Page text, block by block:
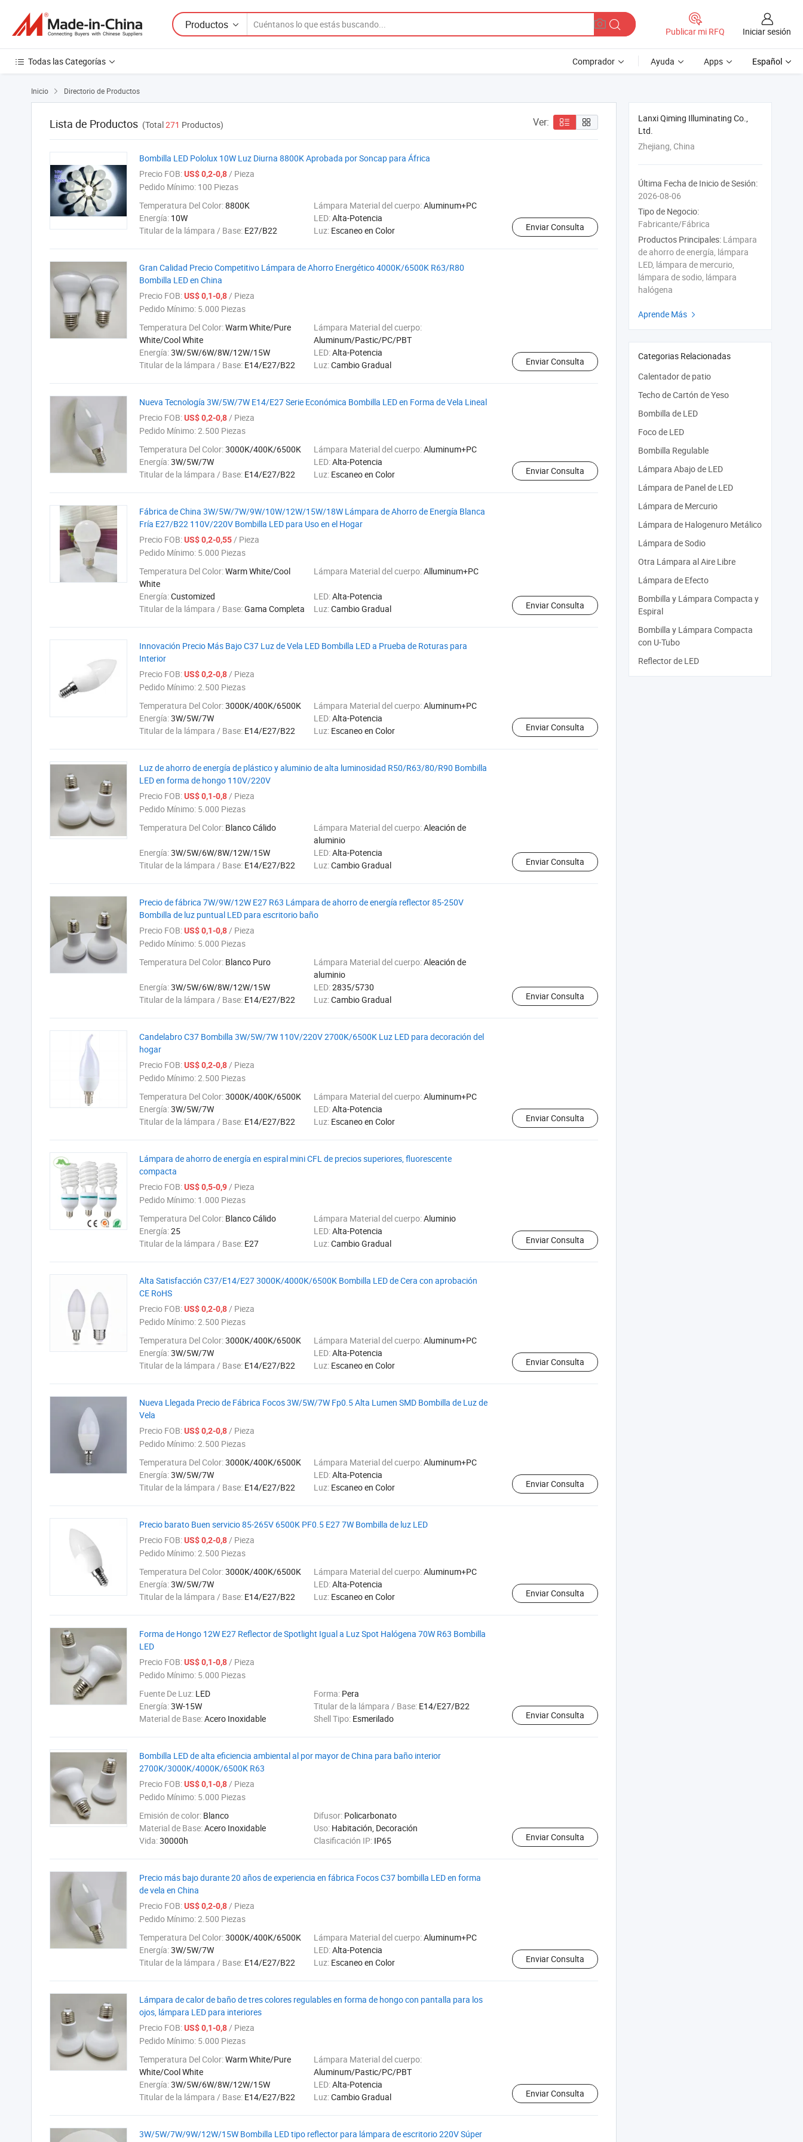
Productos
Publicar mi RFQ Iniciar sesión
Todas las Categorías Comprador Ayuda Apps Español
Inicio  Directorio de Productos
Lista de Productos (Total271 Productos) Ver:
Bombilla LED Pololux 10W Luz Diurna 8800K Aprobada por Soncap para África
Precio FOB:US$ 0,2-0,8/ Pieza
Pedido Mínimo: 100 Piezas
Temperatura Del Color:8800K Lámpara Material del cuerpo:Aluminum+PC
Energía: 10W LED:Alta-Potencia
Titular de la lámpara / Base: E27/B22 Luz: Escaneo en Color Enviar Consulta
Gran Calidad Precio Competitivo Lámpara de Ahorro Energético 4000K/6500K R63/R80
Bombilla LED en China
Precio FOB:US$ 0,1-0,8/ Pieza
Pedido Mínimo: 5.000 Piezas
Temperatura Del Color:Warm White/Pure
White/Cool White
Lámpara Material del cuerpo:
Aluminum/Pastic/PC/PBT
Energía:3W/5W/6W/8W/12W/15W LED:Alta-Potencia
Titular de la lámpara / Base: E14/E27/B22 Luz:Cambio Gradual Enviar Consulta
Nueva Tecnología 3W/5W/7W E14/E27 Serie Económica Bombilla LED en Forma de Vela Lineal
Precio FOB:US$ 0,2-0,8/ Pieza
Pedido Mínimo:2.500 Piezas
Temperatura Del Color:3000K/400K/6500K Lámpara Material del cuerpo:Aluminum+PC
Energía:3W/5W/7W LED:Alta-Potencia
Titular de la lámpara / Base: E14/E27/B22 Luz: Escaneo en Color Enviar Consulta
Fábrica de China 3W/5W/7W/9W/10W/12W/15W/18W Lámpara de Ahorro de Energía Blanca
Fría E27/B22 110V/220V Bombilla LED para Uso en el Hogar
Precio FOB:US$ 0,2-0,55/ Pieza
Pedido Mínimo: 5.000 Piezas
Temperatura Del Color:Warm White/Cool
White
Lámpara Material del cuerpo:Alluminum+PC
Energía:Customized LED:Alta-Potencia
Titular de la lámpara / Base:Gama Completa Luz:Cambio Gradual Enviar Consulta
Innovación Precio Más Bajo C37 Luz de Vela LED Bombilla LED a Prueba de Roturas para
Interior
Precio FOB:US$ 0,2-0,8/ Pieza
Pedido Mínimo:2.500 Piezas
Temperatura Del Color:3000K/400K/6500K Lámpara Material del cuerpo:Aluminum+PC
Energía:3W/5W/7W LED:Alta-Potencia
Titular de la lámpara / Base: E14/E27/B22 Luz: Escaneo en Color Enviar Consulta
Luz de ahorro de energía de plástico y aluminio de alta luminosidad R50/R63/80/R90 Bombilla
LED en forma de hongo 110V/220V
Precio FOB:US$ 0,1-0,8/ Pieza
Pedido Mínimo: 5.000 Piezas
Temperatura Del Color: Blanco Cálido Lámpara Material del cuerpo:Aleación de
aluminio
Energía:3W/5W/6W/8W/12W/15W LED:Alta-Potencia
Titular de la lámpara / Base: E14/E27/B22 Luz:Cambio Gradual Enviar Consulta
Precio de fábrica 7W/9W/12W E27 R63 Lámpara de ahorro de energía reflector 85-250V
Bombilla de luz puntual LED para escritorio baño
Precio FOB:US$ 0,1-0,8/ Pieza
Pedido Mínimo: 5.000 Piezas
Temperatura Del Color: Blanco Puro Lámpara Material del cuerpo:Aleación de
aluminio
Energía:3W/5W/6W/8W/12W/15W LED:2835/5730
Titular de la lámpara / Base: E14/E27/B22 Luz:Cambio Gradual Enviar Consulta
Candelabro C37 Bombilla 3W/5W/7W 110V/220V 2700K/6500K Luz LED para decoración del
hogar
Precio FOB:US$ 0,2-0,8/ Pieza
Pedido Mínimo:2.500 Piezas
Temperatura Del Color:3000K/400K/6500K Lámpara Material del cuerpo:Aluminum+PC
Energía:3W/5W/7W LED:Alta-Potencia
Titular de la lámpara / Base: E14/E27/B22 Luz: Escaneo en Color Enviar Consulta
Lámpara de ahorro de energía en espiral mini CFL de precios superiores, fluorescente
compacta
Precio FOB:US$ 0,5-0,9/ Pieza
Pedido Mínimo: 1.000 Piezas
Temperatura Del Color: Blanco Cálido Lámpara Material del cuerpo:Aluminio
Energía:25 LED:Alta-Potencia
Titular de la lámpara / Base: E27 Luz:Cambio Gradual Enviar Consulta
Alta Satisfacción C37/E14/E27 3000K/4000K/6500K Bombilla LED de Cera con aprobación
CE RoHS
Precio FOB:US$ 0,2-0,8/ Pieza
Pedido Mínimo:2.500 Piezas
Temperatura Del Color:3000K/400K/6500K Lámpara Material del cuerpo:Aluminum+PC
Energía:3W/5W/7W LED:Alta-Potencia
Titular de la lámpara / Base: E14/E27/B22 Luz: Escaneo en Color Enviar Consulta
Nueva Llegada Precio de Fábrica Focos 3W/5W/7W Fp0.5 Alta Lumen SMD Bombilla de Luz de
Vela
Precio FOB:US$ 0,2-0,8/ Pieza
Pedido Mínimo:2.500 Piezas
Temperatura Del Color:3000K/400K/6500K Lámpara Material del cuerpo:Aluminum+PC
Energía:3W/5W/7W LED:Alta-Potencia
Titular de la lámpara / Base: E14/E27/B22 Luz: Escaneo en Color Enviar Consulta
Precio barato Buen servicio 85-265V 6500K PF0.5 E27 7W Bombilla de luz LED
Precio FOB:US$ 0,2-0,8/ Pieza
Pedido Mínimo:2.500 Piezas
Temperatura Del Color:3000K/400K/6500K Lámpara Material del cuerpo:Aluminum+PC
Energía:3W/5W/7W LED:Alta-Potencia
Titular de la lámpara / Base: E14/E27/B22 Luz: Escaneo en Color Enviar Consulta
Forma de Hongo 12W E27 Reflector de Spotlight Igual a Luz Spot Halógena 70W R63 Bombilla
LED
Precio FOB:US$ 0,1-0,8/ Pieza
Pedido Mínimo: 5.000 Piezas
Fuente De Luz: LED Forma: Pera
Energía:3W-15W Titular de la lámpara / Base: E14/E27/B22
Material de Base:Acero Inoxidable Shell Tipo: Esmerilado Enviar Consulta
Bombilla LED de alta eficiencia ambiental al por mayor de China para baño interior
2700K/3000K/4000K/6500K R63
Precio FOB:US$ 0,1-0,8/ Pieza
Pedido Mínimo: 5.000 Piezas
Emisión de color: Blanco Difusor: Policarbonato
Material de Base:Acero Inoxidable Uso: Habitación, Decoración
Vida:30000h Clasificación IP: IP65 Enviar Consulta
Precio más bajo durante 20 años de experiencia en fábrica Focos C37 bombilla LED en forma
de vela en China
Precio FOB:US$ 0,2-0,8/ Pieza
Pedido Mínimo:2.500 Piezas
Temperatura Del Color:3000K/400K/6500K Lámpara Material del cuerpo:Aluminum+PC
Energía:3W/5W/7W LED:Alta-Potencia
Titular de la lámpara / Base: E14/E27/B22 Luz: Escaneo en Color Enviar Consulta
Lámpara de calor de baño de tres colores regulables en forma de hongo con pantalla para los
ojos, lámpara LED para interiores
Precio FOB:US$ 0,1-0,8/ Pieza
Pedido Mínimo: 5.000 Piezas
Temperatura Del Color:Warm White/Pure
White/Cool White
Lámpara Material del cuerpo:
Aluminum/Pastic/PC/PBT
Energía:3W/5W/6W/8W/12W/15W LED:Alta-Potencia
Titular de la lámpara / Base: E14/E27/B22 Luz:Cambio Gradual Enviar Consulta
3W/5W/7W/9W/12W/15W Bombilla LED tipo reflector para lámpara de escritorio 220V Súper
Lanxi Qiming Illuminating Co.,
Ltd.
Zhejiang, China
Última Fecha de Inicio de Sesión:
2026-08-06
Tipo de Negocio:
Fabricante/Fábrica
Productos Principales: Lámpara
de ahorro de energía, lámpara
LED, lámpara de mercurio,
lámpara de sodio, lámpara
halógena
Aprende Más 
Categorias Relacionadas
Calentador de patio
Techo de Cartón de Yeso
Bombilla de LED
Foco de LED
Bombilla Regulable
Lámpara Abajo de LED
Lámpara de Panel de LED
Lámpara de Mercurio
Lámpara de Halogenuro Metálico
Lámpara de Sodio
Otra Lámpara al Aire Libre
Lámpara de Efecto
Bombilla y Lámpara Compacta y
Espiral
Bombilla y Lámpara Compacta
con U-Tubo
Reflector de LED